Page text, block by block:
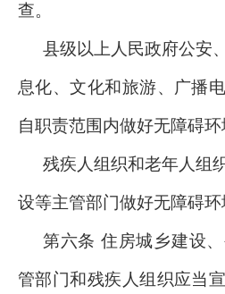
查。
县级以上人民政府公安
息化、文化和旅游、广播
自职责范围内做好无障碍环
残疾人组织和老年人组
设等主管部门做好无障碍环
第六条 住房城乡建设
管部门和残疾人组织应当